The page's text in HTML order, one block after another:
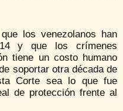
los venezolanos han
y que los crímenes
tiene un costo humano
soportar otra década de
Corte sea lo que fue
de protección frente al